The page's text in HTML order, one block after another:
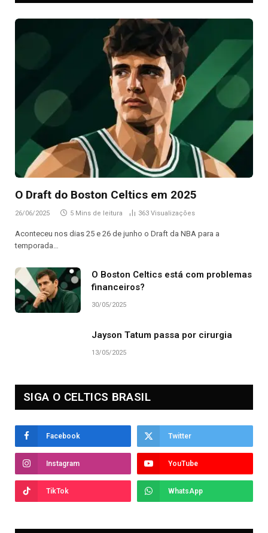
O Draft do Boston Celtics em 2025
26/06/2025 5 Mins de leitura 363 Visualizações
Aconteceu nos dias 25 e 26 de junho o Draft da NBA para a
temporada…
O Boston Celtics está com problemas
financeiros?
30/05/2025
Jayson Tatum passa por cirurgia
13/05/2025
SIGA O CELTICS BRASIL
Facebook Twitter
Instagram YouTube
TikTok WhatsApp